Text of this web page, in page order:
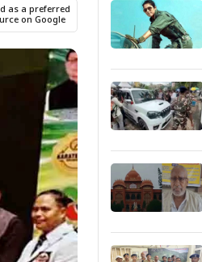
as a preferred
on Google